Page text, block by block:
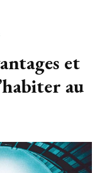
et
au